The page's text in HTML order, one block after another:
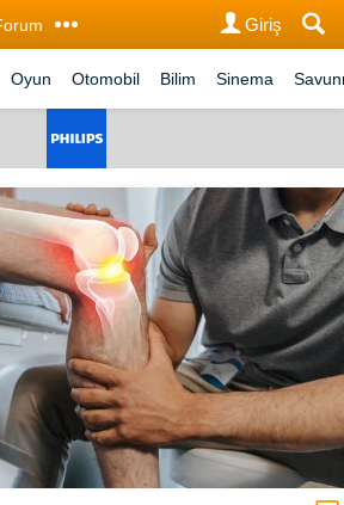
Giriş
Oyun Otomobil Bilim Sinema